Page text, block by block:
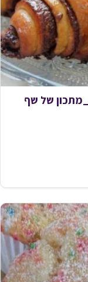
של שף